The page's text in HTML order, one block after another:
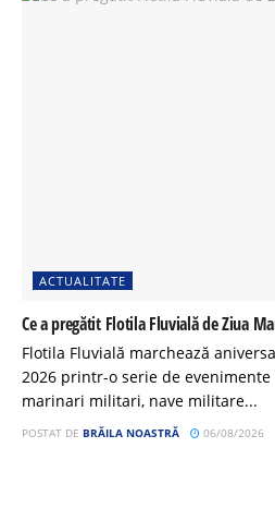
ACTUALITATE
Ce a pregătit Flotila Fluvială de Ziua
Flotila Fluvială marchează
2026 printr-o serie de
marinari militari, nave militare...
POSTAT DE BRĂILA NOASTRĂ 06/08/2026